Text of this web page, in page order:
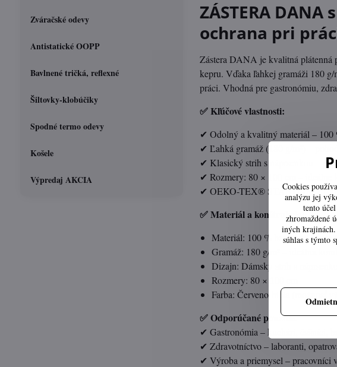
ZÁSTERA
ochrana pri
Zástera DANA je kvalitná plátenná
kepru. Vďaka ľahkej gramáži 180
práci. Vhodná pre gastronómiu,
✅ Kľúčové vlastnosti:
✔ Odolný a kvalitný materiál – 100
✔ Ľahká gramáž (180 g/m²) –
✔ Klasický strih s náprsenkou –
✔ Rozmery: 80 × 100 cm – ideálne
✔ OEKO-TEX® STANDARD 100
✅ Materiál a konštrukcia:
Materiál: 100 % bavlnený keper
Gramáž: 180 g/m² – ideálna
Dizajn: Dámsky strih s náprsenkou
Rozmery: 80 × 100 cm
Farba: Červeno-biela (možnosť
✅ Odporúčané použitie:
✔ Gastronómia – kuchári, čašníci,
✔ Zdravotníctvo – laboranti,
✔ Výroba a priemysel – pracovníci
Zváračské odevy
Antistatické OOPP
Bavlnené tričká, reflexné
Šiltovky-klobúčiky
Spodné termo odevy
Košele
Výpredaj AKCIA
Cookies
analýzu jej
tento
zhromaždené
iných
súhlas s týmto